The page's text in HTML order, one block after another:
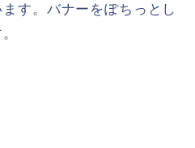
す。バナーをぽちっとし